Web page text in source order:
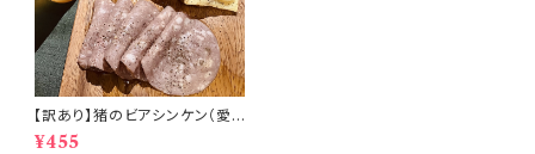
【訳あり】猪のビアシンケン（愛
媛県）【冷凍】【初心者向】
¥455